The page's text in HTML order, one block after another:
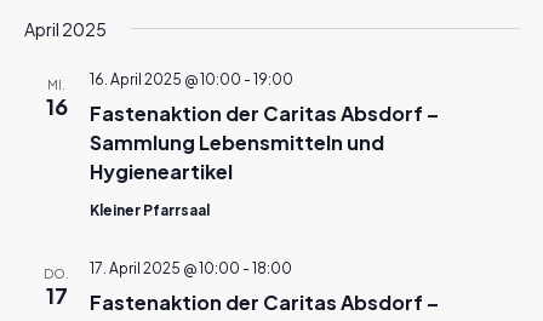
Suche
wählen.
April 2025
MI.
16
Fastenaktion der Caritas Absdorf –
Sammlung Lebensmitteln und
Hygieneartikel
16. April 2025 @ 10:00 - 19:00
Kleiner Pfarrsaal
DO.
17
Fastenaktion der Caritas Absdorf –
17. April 2025 @ 10:00 - 18:00